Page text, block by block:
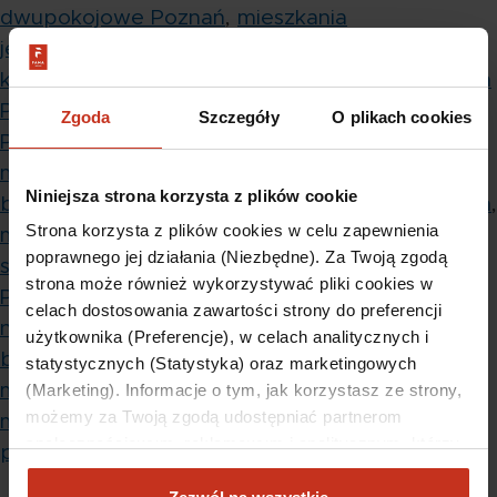
Zgoda Szczegóły O plikach cookies
Niniejsza strona korzysta z plików cookie
Strona korzysta z plików cookies w celu zapewnienia
poprawnego jej działania (Niezbędne). Za Twoją zgodą
strona może również wykorzystywać pliki cookies w
celach dostosowania zawartości strony do preferencji
użytkownika (Preferencje), w celach analitycznych i
statystycznych (Statystyka) oraz marketingowych
(Marketing). Informacje o tym, jak korzystasz ze strony,
możemy za Twoją zgodą udostępniać partnerom
mogą połączyć te informacje z innymi danymi
dwupokojowe Poznań, mieszkania
jednopokojowe Poznań
kompaktowe Poznań
mieszkania blisko centrum
Poznań,mieszkania od dewelopera
Poznań,mieszkania pod klucz Poznań
mieszkania z kuchnią Poznań
balkonem Poznań,mieszkania z tarasem Poznań,
mieszkania z garażem Poznań ,mieszkania
stylowe Poznańinowoczesne mieszkania
Poznań
mieszkania Poznań Dąbrowskiego
nowoczesne osiedle Poznań ,mieszkania z
boksem rowerowym i rowerownią Poznań
mieszkania z monitoringiem Poznań,nowe
mieszkania w centrum Poznań, mieszkania z
placem zabaw Poznań.